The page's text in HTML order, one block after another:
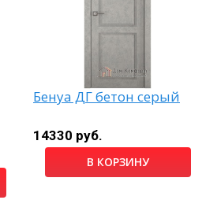
Бенуа ДГ бетон серый
14330 руб.
В КОРЗИНУ